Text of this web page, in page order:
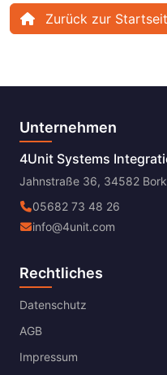
Zurück zur
Unternehmen
4Unit Systems
Jahnstraße 36, 34582
05682 73 48 26
info@4unit.com
Rechtliches
Datenschutz
AGB
Impressum